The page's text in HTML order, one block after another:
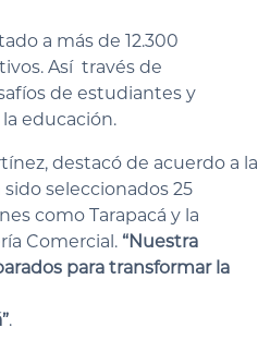
a más de 12.300
Así través de
de estudiantes y
educación.
destacó de acuerdo a la
seleccionados 25
como Tarapacá y la
Comercial. “Nuestra
para transformar la
.